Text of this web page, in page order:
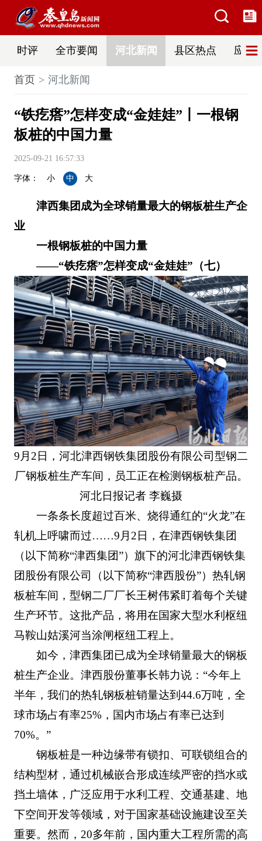
时评 全市要闻 河北新闻 县区热点 应急
首页 河北新闻
“铁疙瘩”怎样变成“金娃娃”丨一根钢
板桩的中国力量
2025-09-21 16:57:33
字体： 小 中 大
津西集团成为全球销量最大的钢板桩生产企
业
一根钢板桩的中国力量
——“铁疙瘩”怎样变成“金娃娃”（七）
9月2日，河北津西钢铁集团股份有限公司型钢二
厂钢板桩生产车间，员工正在检测钢板桩产品。
河北日报记者 李巍摄
一条条长度超过百米、烧得通红的“火龙”在
轧机上呼啸而过……9月2日，在津西钢铁集团
（以下简称“津西集团”）旗下的河北津西钢铁集
团股份有限公司（以下简称“津西股份”）热轧钢
板桩车间，型钢二厂厂长王树伟紧盯着每个关键
生产环节。这批产品，将用在国家大型水利枢纽
马鞍山姑溪河当涂闸枢纽工程上。
如今，津西集团已成为全球销量最大的钢板
桩生产企业。津西股份董事长韩力说：“今年上
半年，我们的热轧钢板桩销量达到44.6万吨，全
球市场占有率25%，国内市场占有率已达到
70%。”
钢板桩是一种边缘带有锁扣、可联锁组合的
结构型材，通过机械嵌合形成连续严密的挡水或
挡土墙体，广泛应用于水利工程、交通基建、地
下空间开发等领域，对于国家基础设施建设至关
重要。然而，20多年前，国内重大工程所需的高